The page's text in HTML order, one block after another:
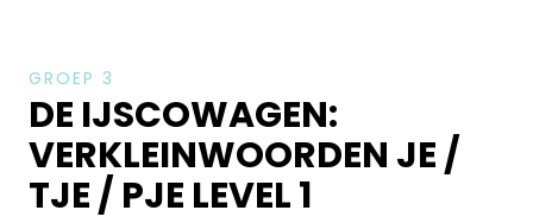
GROEP 3
DE IJSCOWAGEN:
VERKLEINWOORDEN JE /
TJE / PJE LEVEL 1